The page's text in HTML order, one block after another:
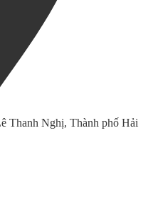
Thanh Nghị, Thành phố Hải